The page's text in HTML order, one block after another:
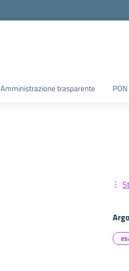
Amministrazione trasparente PON